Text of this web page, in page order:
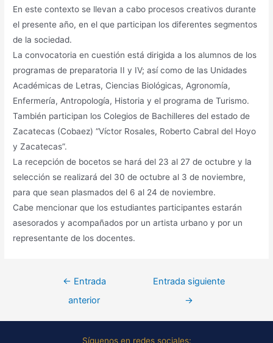
En este contexto se llevan a cabo procesos creativos durante
el presente año, en el que participan los diferentes segmentos
de la sociedad.
La convocatoria en cuestión está dirigida a los alumnos de los
programas de preparatoria II y IV; así como de las Unidades
Académicas de Letras, Ciencias Biológicas, Agronomía,
Enfermería, Antropología, Historia y el programa de Turismo.
También participan los Colegios de Bachilleres del estado de
Zacatecas (Cobaez) “Víctor Rosales, Roberto Cabral del Hoyo
y Zacatecas”.
La recepción de bocetos se hará del 23 al 27 de octubre y la
selección se realizará del 30 de octubre al 3 de noviembre,
para que sean plasmados del 6 al 24 de noviembre.
Cabe mencionar que los estudiantes participantes estarán
asesorados y acompañados por un artista urbano y por un
representante de los docentes.
← Entrada
anterior
Entrada siguiente
→
Síguenos en redes sociales: